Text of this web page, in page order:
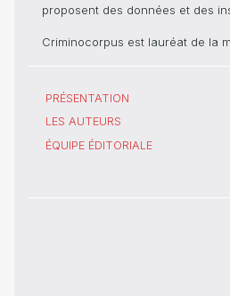
proposent des données et des
Criminocorpus est lauréat de la
PRÉSENTATION
LES AUTEURS
ÉQUIPE ÉDITORIALE